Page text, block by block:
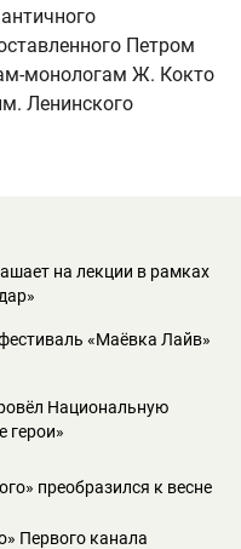
Петром
монологам Ж. Кокто
Ленинского
на лекции в рамках
«Маёвка Лайв»
Национальную
герои»
преобразился к весне
Первого канала